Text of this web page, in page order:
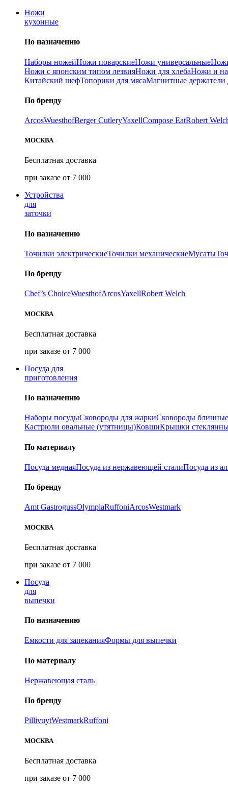
Ножи
кухонные
По назначению
Наборы ножейНожи поварскиеНожи универсальные
Ножи с японским типом лезвияНожи для хлебаНожи и
Китайский шефТопорики для мясаМагнитные держатели
По бренду
ArcosWuesthofBerger CutleryYaxellCompose EatRobert
МОСКВА
Бесплатная доставка
при заказе от 7 000
Устройства
для
заточки
По назначению
Точилки электрическиеТочилки механическиеМусаты
По бренду
Chef’s ChoiceWuesthofArcosYaxellRobert Welch
МОСКВА
Бесплатная доставка
при заказе от 7 000
Посуда для
приготовления
По назначению
Наборы посудыСковороды для жаркиСковороды блинные
Кастрюли овальные (утятницы)КовшиКрышки
По материалу
Посуда меднаяПосуда из нержавеющей сталиПосуда из
По бренду
Amt GastrogussOlympiaRuffoniArcosWestmark
МОСКВА
Бесплатная доставка
при заказе от 7 000
Посуда
для
выпечки
По назначению
Емкости для запеканияФормы для выпечки
По материалу
Нержавеющая сталь
По бренду
PillivuytWestmarkRuffoni
МОСКВА
Бесплатная доставка
при заказе от 7 000